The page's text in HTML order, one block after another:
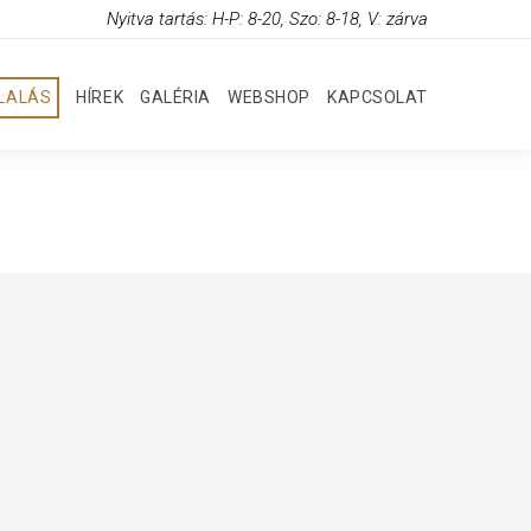
Nyitva tartás: H-P: 8-20, Szo: 8-18, V: zárva
HÍREK GALÉRIA WEBSHOP KAPCSOLAT